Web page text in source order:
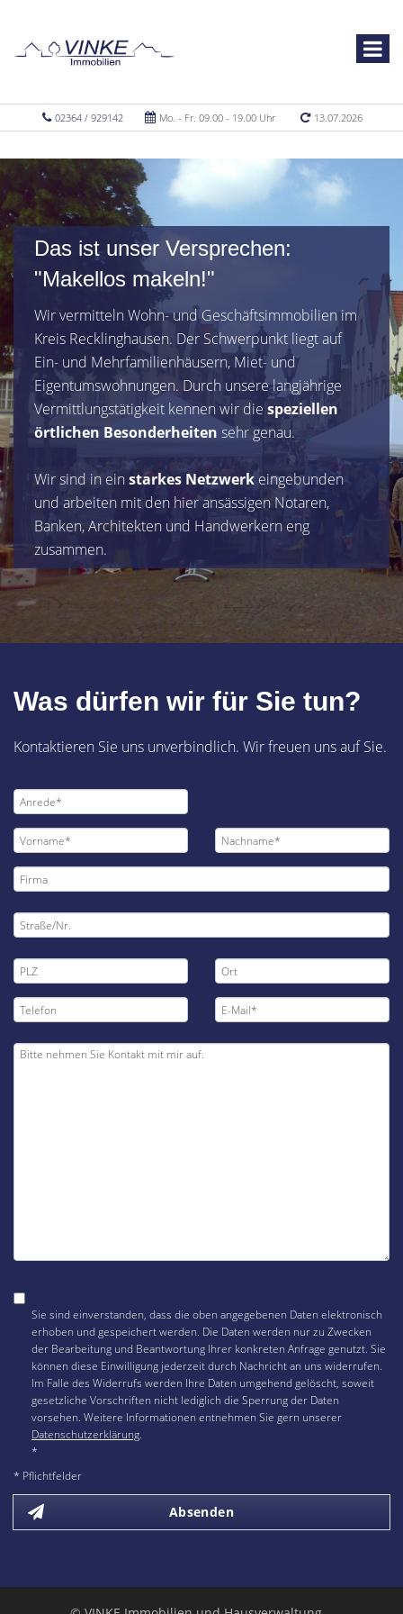
02364 / 929142 Mo. - Fr. 09.00 - 19.00 Uhr 13.07.2026
Das ist unser Versprechen:
"Makellos makeln!"
Wir vermitteln Wohn- und Geschäftsimmobilien im
Kreis Recklinghausen. Der Schwerpunkt liegt auf
Ein- und Mehrfamilienhäusern, Miet- und
Eigentumswohnungen. Durch unsere langjährige
Vermittlungstätigkeit kennen wir die speziellen
örtlichen Besonderheiten sehr genau.
Wir sind in ein starkes Netzwerk eingebunden
und arbeiten mit den hier ansässigen Notaren,
Banken, Architekten und Handwerkern eng
zusammen.
Was dürfen wir für Sie tun?
Kontaktieren Sie uns unverbindlich. Wir freuen uns auf Sie.
Sie sind einverstanden, dass die oben angegebenen Daten elektronisch
erhoben und gespeichert werden. Die Daten werden nur zu Zwecken
der Bearbeitung und Beantwortung Ihrer konkreten Anfrage genutzt. Sie
können diese Einwilligung jederzeit durch Nachricht an uns widerrufen.
Im Falle des Widerrufs werden Ihre Daten umgehend gelöscht, soweit
gesetzliche Vorschriften nicht lediglich die Sperrung der Daten
vorsehen. Weitere Informationen entnehmen Sie gern unserer
Datenschutzerklärung.
*
* Pflichtfelder
Absenden